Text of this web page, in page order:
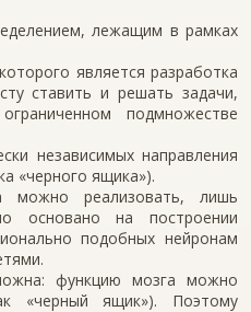
лежащим в рамках
является разработка
ставить и решать задачи,
подмножестве
независимых направления
«черного ящика»).
можно реализовать, лишь
основано на построении
подобных нейронам
функцию мозга можно
«черный ящик»). Поэтому